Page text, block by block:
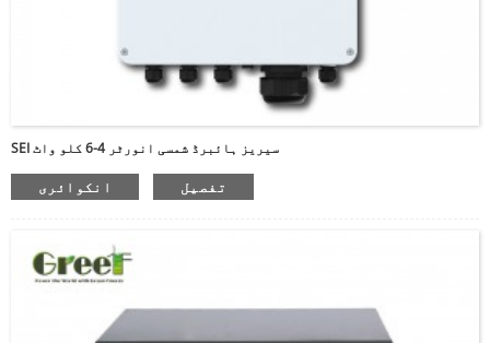
SEI سیریز ہائبرڈ شمسی انورٹر 4-6 کلو واٹ
انکوائری تفصیل